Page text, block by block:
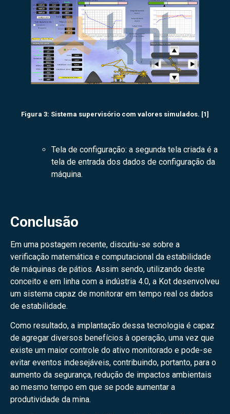
Figura 3: Sistema supervisório com valores simulados. [1]
Tela de configuração: a segunda tela criada é a
tela de entrada dos dados de configuração da
máquina.
Conclusão
Em uma postagem recente, discutiu-se sobre a
verificação matemática e computacional da estabilidade
de máquinas de pátios. Assim sendo, utilizando deste
conceito e em linha com a indústria 4.0, a Kot desenvolveu
um sistema capaz de monitorar em tempo real os dados
de estabilidade.
Como resultado, a implantação dessa tecnologia é capaz
de agregar diversos benefícios à operação, uma vez que
existe um maior controle do ativo monitorado e pode-se
evitar eventos indesejáveis, contribuindo, portanto, para o
aumento da segurança, redução de impactos ambientais
ao mesmo tempo em que se pode aumentar a
produtividade da mina.